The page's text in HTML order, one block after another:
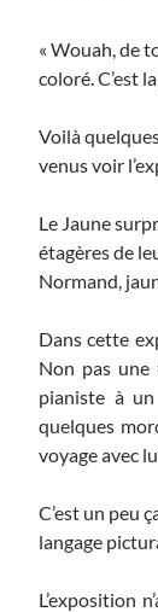
« Wouah, de
coloré. C’est
Voilà
venus voir
Le Jaune
étagères de
Normand,
Dans cette
Non pas une
pianiste à
quelques
voyage avec
C’est un peu
langage
L’exposition